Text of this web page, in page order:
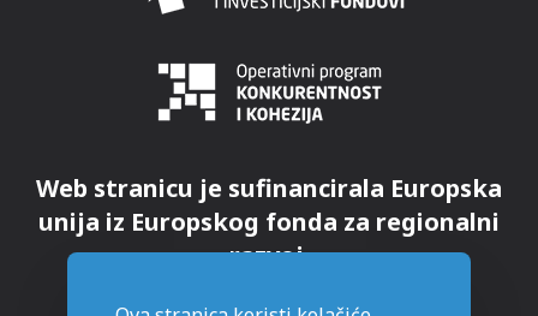
Web stranicu je sufinancirala Europska
unija iz Europskog fonda za regionalni
razvoj.